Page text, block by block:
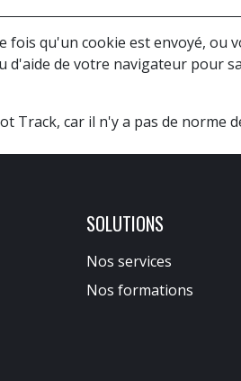
qu'un cookie est envoyé, ou
de votre navigateur pour
Track, car il n'y a pas de norme
SOLUTIONS
Nos services
Nos formations